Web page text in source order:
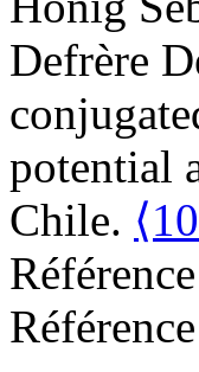
Defrère
potential
Chile.